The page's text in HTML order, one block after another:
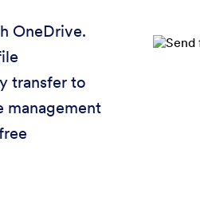
OneDrive.
transfer to
management